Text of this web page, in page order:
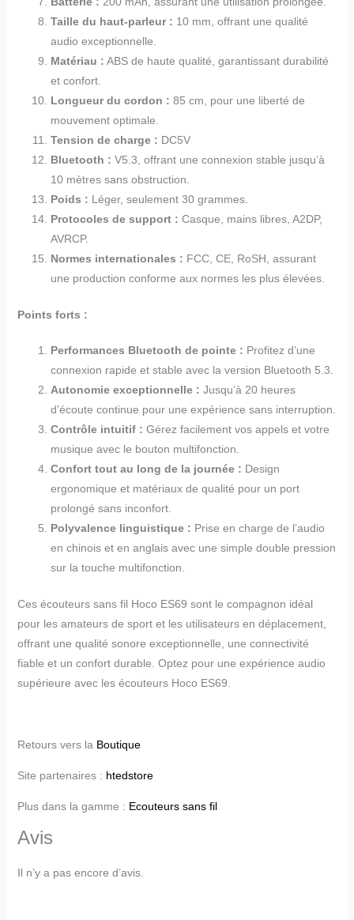
Taille du haut-parleur : 10 mm, offrant une qualité
audio exceptionnelle.
Matériau : ABS de haute qualité, garantissant durabilité
et confort.
Longueur du cordon : 85 cm, pour une liberté de
mouvement optimale.
Tension de charge : DC5V
Bluetooth : V5.3, offrant une connexion stable jusqu’à
10 mètres sans obstruction.
Poids : Léger, seulement 30 grammes.
Protocoles de support : Casque, mains libres, A2DP,
AVRCP.
Normes internationales : FCC, CE, RoSH, assurant
une production conforme aux normes les plus élevées.
Points forts :
Performances Bluetooth de pointe : Profitez d’une
connexion rapide et stable avec la version Bluetooth 5.3.
Autonomie exceptionnelle : Jusqu’à 20 heures
d’écoute continue pour une expérience sans interruption.
Contrôle intuitif : Gérez facilement vos appels et votre
musique avec le bouton multifonction.
Confort tout au long de la journée : Design
ergonomique et matériaux de qualité pour un port
prolongé sans inconfort.
Polyvalence linguistique : Prise en charge de l’audio
en chinois et en anglais avec une simple double pression
sur la touche multifonction.
Ces écouteurs sans fil Hoco ES69 sont le compagnon idéal
pour les amateurs de sport et les utilisateurs en déplacement,
offrant une qualité sonore exceptionnelle, une connectivité
fiable et un confort durable. Optez pour une expérience audio
supérieure avec les écouteurs Hoco ES69.
Retours vers la Boutique
Site partenaires : htedstore
Plus dans la gamme : Ecouteurs sans fil
Avis
Il n’y a pas encore d’avis.